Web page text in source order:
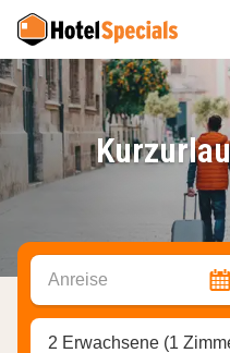
Anreise
2 Erwachsene (1